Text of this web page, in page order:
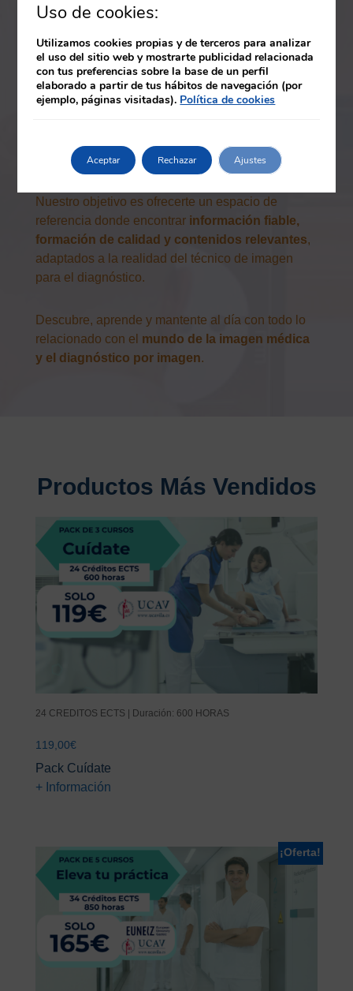
los procedimientos más utilizados en los servicios
de diagnóstico por imagen.
Este apartado está dirigido tanto aestudiantes de
Imagen para el Diagnóstico y Medicina Nuclear
como a profesionales en activo que desean
entorno sanitario.
Nuestro objetivo es ofrecerte un espacio de
referencia donde encontrar información fiable,
formación de calidad y contenidos relevantes,
adaptados a la realidad del técnico de imagen
para el diagnóstico.
Descubre, aprende y mantente al día con todo lo
relacionado con el mundo de la imagen médica
y el diagnóstico por imagen.
Productos Más Vendidos
24 CREDITOS ECTS | Duración: 600 HORAS
119,00€
Pack Cuídate
+ Información
¡Oferta!
Uso de cookies:
Utilizamos cookies propias y de terceros para analizar
el uso del sitio web y mostrarte publicidad relacionada
con tus preferencias sobre la base de un perfil
elaborado a partir de tus hábitos de navegación (por
ejemplo, páginas visitadas). Política de cookies
Aceptar Rechazar Ajustes